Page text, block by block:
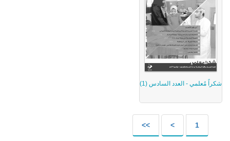
شكراً مُعلمي - العدد السادس (1)
1
>
>>